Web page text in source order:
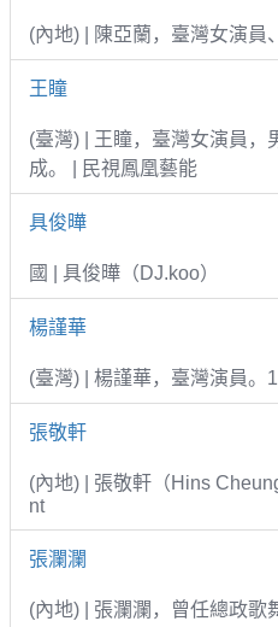
(內地) | 陳亞蘭，臺灣女演員
王瞳
(臺灣) | 王瞳，臺灣女演員，
成。 | 民視鳳凰藝能
具俊曄
國 | 具俊曄（DJ.koo）
楊謹華
(臺灣) | 楊謹華，臺灣演員。
張敬軒
(內地) | 張敬軒（Hins
nt
張瀾瀾
(內地) | 張瀾瀾，曾任總政歌